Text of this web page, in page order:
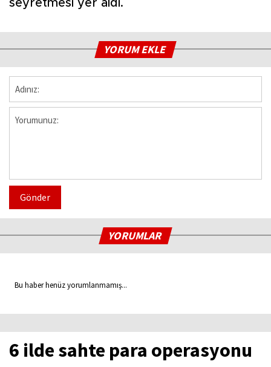
seyretmesi yer aldı.
YORUM EKLE
Gönder
YORUMLAR
Bu haber henüz yorumlanmamış...
6 ilde sahte para operasyonu